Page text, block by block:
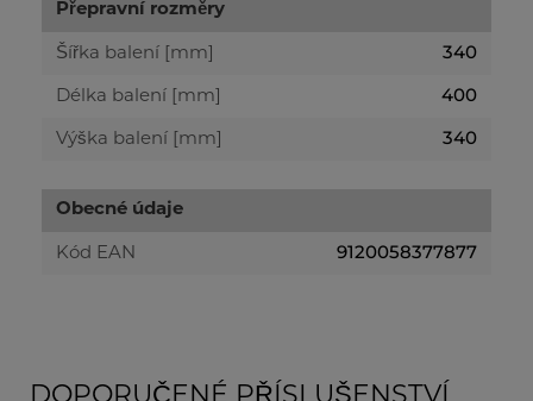
Přepravní rozměry
Šířka balení [mm] 340
Délka balení [mm] 400
Výška balení [mm] 340
Obecné údaje
Kód EAN 9120058377877